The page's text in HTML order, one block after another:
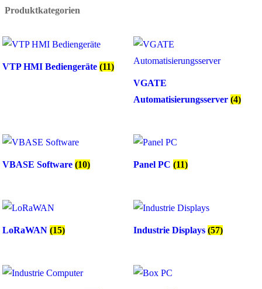
Produktkategorien
VTP HMI Bediengeräte (11)
VGATE
Automatisierungsserver (4)
VBASE Software (10) Panel PC (11)
LoRaWAN (15) Industrie Displays (57)